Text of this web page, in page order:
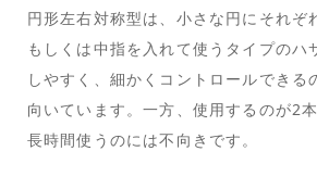
円形左右対称型は、小さな円にそれぞ
もしくは中指を入れて使うタイプのハ
しやすく、細かくコントロールできる
向いています。一方、使用するのが2
長時間使うのには不向きです。